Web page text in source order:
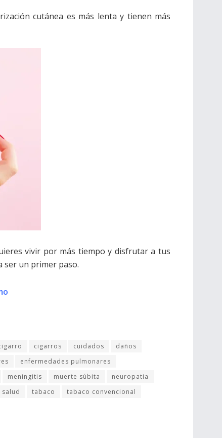
cutánea es más lenta y tienen más
vivir por más tiempo y disfrutar a tus
ser un primer paso.
cigarros cuidados
daños
enfermedades pulmonares
meningitis muerte súbita
neuropatia
salud tabaco
tabaco convencional